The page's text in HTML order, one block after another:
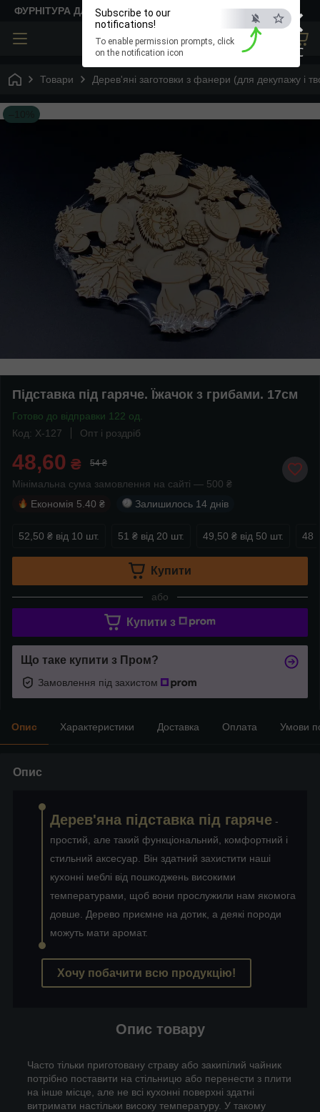
×
ESC
Subscribe to our
notifications!
To enable permission prompts, click
on the notification icon
ФУРНІТУРА ДЛЯ ТВОРЧОСТІ
Товари Дерев'яні заготовки з фанери (для декупажу і
Підставка під гаряче. Їжачок з грибами. 17см
Готово до відправки 122 од.
Код: X-127
Опт і роздріб
48,60 ₴ 54 ₴
Мінімальна сума замовлення на сайті — 500 ₴
Економія 5.40 ₴ Залишилось 14 днів
52,50 ₴ від 10 шт. 51 ₴ від 20 шт. 49,50 ₴ від 50 шт. 48
Купити
або
Купити з
Що таке купити з Пром?
Замовлення під захистом
Опис Характеристики Доставка Оплата Умови
Опис
Дерев'яна підставка під гаряче -
простий, але такий функціональний, комфортний і
стильний аксесуар. Він здатний захистити наші
кухонні меблі від пошкоджень високими
температурами, щоб вони прослужили нам якомога
довше. Дерево приємне на дотик, а деякі породи
можуть мати аромат.
Хочу побачити всю продукцію!
Опис товару
Часто тільки приготовану страву або закипілий чайник
потрібно поставити на стільницю або перенести з плити
на інше місце, але не всі кухонні поверхні здатні
витримати настільки високу температуру. У такому